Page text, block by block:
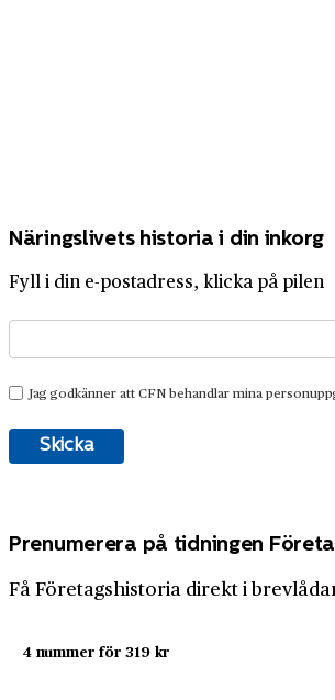
Näringslivets historia i din inkorg
Fyll i din e-postadress, klicka på pilen
Prenumerera på tidningen
Få Företagshistoria direkt i
4 nummer för 319 kr